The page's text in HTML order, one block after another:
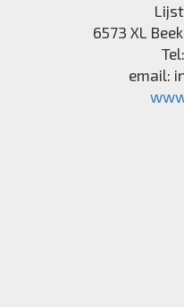
6573 XL
email: